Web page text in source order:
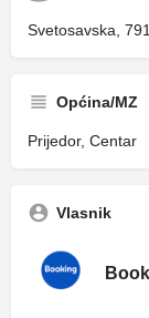
Svetosavska,
Općina/MZ
Prijedor, Centar
Vlasnik